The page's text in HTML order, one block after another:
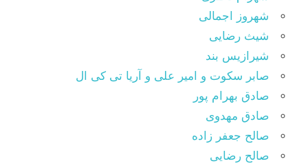
شهروز اجمالی
شیث رضایی
شیرازیس بند
صابر سکوت و امیر علی و آریا تی کی ال
صادق بهرام پور
صادق مهدوی
صالح جعفر زاده
صالح رضایی